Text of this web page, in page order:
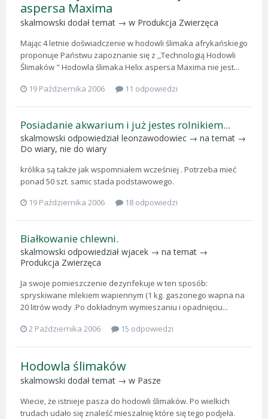
aspersa Maxima
skalmowski dodał temat → w Produkcja Zwierzęca
Mając 4 letnie doświadczenie w hodowli ślimaka afrykańskiego
proponuje Państwu zapoznanie się z ,,Technologią Hodowli
Ślimaków " Hodowla ślimaka Helix aspersa Maxima nie jest...
19 Października 2006
11 odpowiedzi
Posiadanie akwarium i już jestes rolnikiem...
skalmowski odpowiedział leonzawodowiec → na temat →
Do wiary, nie do wiary
królika są także jak wspomniałem wcześniej . Potrzeba mieć
ponad 50 szt. samic stada podstawowego.
19 Października 2006
18 odpowiedzi
Białkowanie chlewni.
skalmowski odpowiedział wjacek → na temat →
Produkcja Zwierzęca
Ja swoje pomieszczenie dezynfekuje w ten sposób:
spryskiwane mlekiem wapiennym (1 kg. gaszonego wapna na
20 litrów wody .Po dokładnym wymieszaniu i opadnięciu...
2 Października 2006
15 odpowiedzi
Hodowla ślimaków
skalmowski dodał temat → w Pasze
Wiecie, że istnieje pasza do hodowli ślimaków. Po wielkich
trudach udało się znaleść mieszalnię które się tego podjeła.